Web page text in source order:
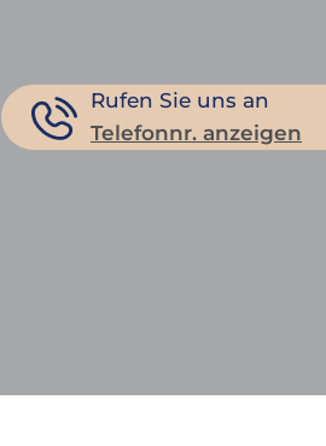
Rufen Sie uns an
Telefonnr. anzeigen